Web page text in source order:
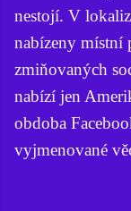
nestojí. V
nabízeny místní
zmiňovaných
nabízí jen
obdoba
vyjmenované